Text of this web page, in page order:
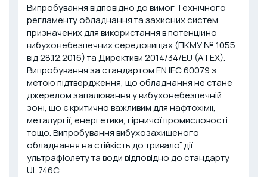
Випробування відповідно до вимог Технічного
регламенту обладнання та захисних систем,
призначених для використання в потенційно
вибухонебезпечних середовищах (ПКМУ № 1055
від 28.12.2016) та Директиви 2014/34/EU (ATEX).
Випробування за стандартом EN IEC 60079 з
метою підтвердження, що обладнання не стане
джерелом запалювання у вибухонебезпечній
зоні, що є критично важливим для нафтохімії,
металургії, енергетики, гірничої промисловості
тощо. Випробування вибухозахищеного
обладнання на стійкість до тривалої дії
ультрафіолету та води відповідно до стандарту
UL 746C.